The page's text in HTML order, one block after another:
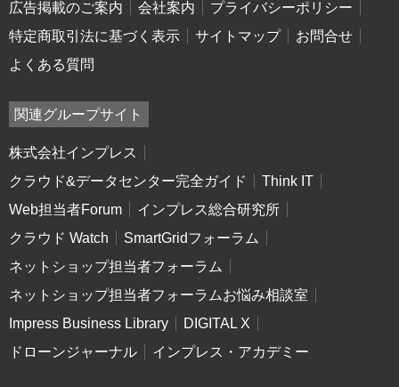
広告掲載のご案内
会社案内
プライバシーポリシー
特定商取引法に基づく表示
サイトマップ
お問合せ
よくある質問
関連グループサイト
株式会社インプレス
クラウド&データセンター完全ガイド
Think IT
Web担当者Forum
インプレス総合研究所
クラウド Watch
SmartGridフォーラム
ネットショップ担当者フォーラム
ネットショップ担当者フォーラムお悩み相談室
Impress Business Library
DIGITAL X
ドローンジャーナル
インプレス・アカデミー